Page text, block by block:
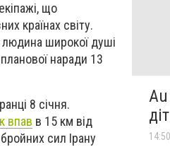
що
країнах світу.
широкої душі
наради 13
8 січня.
впав в 15 км від
сил Ірану